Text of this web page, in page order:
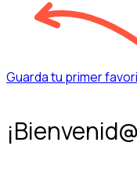
Guarda tu primer